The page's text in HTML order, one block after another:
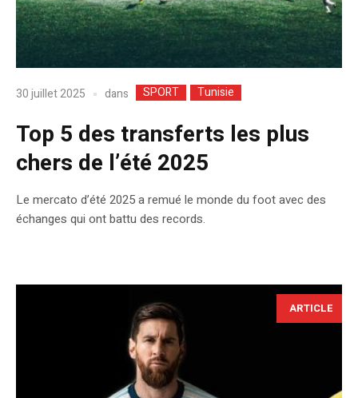
30 juillet 2025 dans SPORT Tunisie
Top 5 des transferts les plus
chers de l’été 2025
Le mercato d’été 2025 a remué le monde du foot avec des
échanges qui ont battu des rec͏ords.
ARTICLE